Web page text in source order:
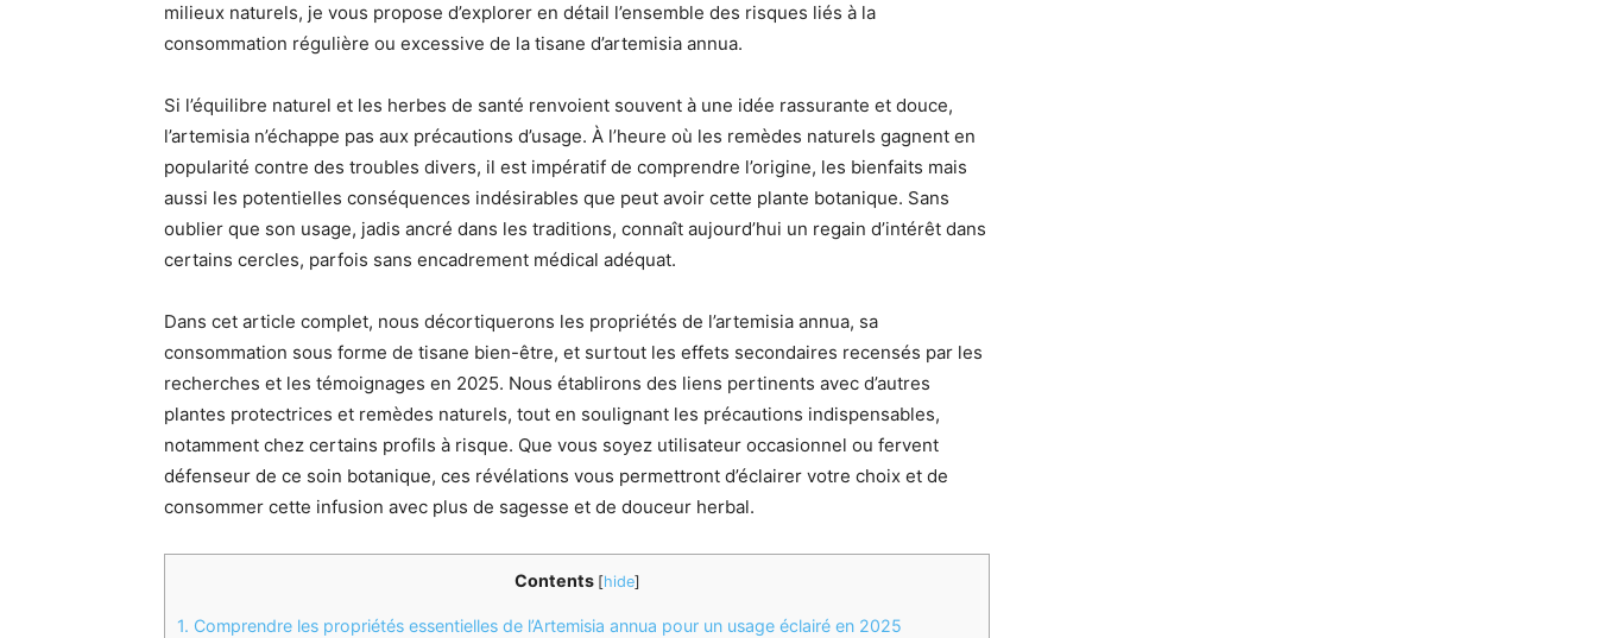
milieux naturels, je vous propose d’explorer en détail l’ensemble des risques liés à la
consommation régulière ou excessive de la tisane d’artemisia annua.
Si l’équilibre naturel et les herbes de santé renvoient souvent à une idée rassurante et douce,
l’artemisia n’échappe pas aux précautions d’usage. À l’heure où les remèdes naturels gagnent en
popularité contre des troubles divers, il est impératif de comprendre l’origine, les bienfaits mais
aussi les potentielles conséquences indésirables que peut avoir cette plante botanique. Sans
oublier que son usage, jadis ancré dans les traditions, connaît aujourd’hui un regain d’intérêt dans
certains cercles, parfois sans encadrement médical adéquat.
Dans cet article complet, nous décortiquerons les propriétés de l’artemisia annua, sa
consommation sous forme de tisane bien-être, et surtout les effets secondaires recensés par les
recherches et les témoignages en 2025. Nous établirons des liens pertinents avec d’autres
plantes protectrices et remèdes naturels, tout en soulignant les précautions indispensables,
notamment chez certains profils à risque. Que vous soyez utilisateur occasionnel ou fervent
défenseur de ce soin botanique, ces révélations vous permettront d’éclairer votre choix et de
consommer cette infusion avec plus de sagesse et de douceur herbal.
Contents [hide]
1. Comprendre les propriétés essentielles de l’Artemisia annua pour un usage éclairé en 2025